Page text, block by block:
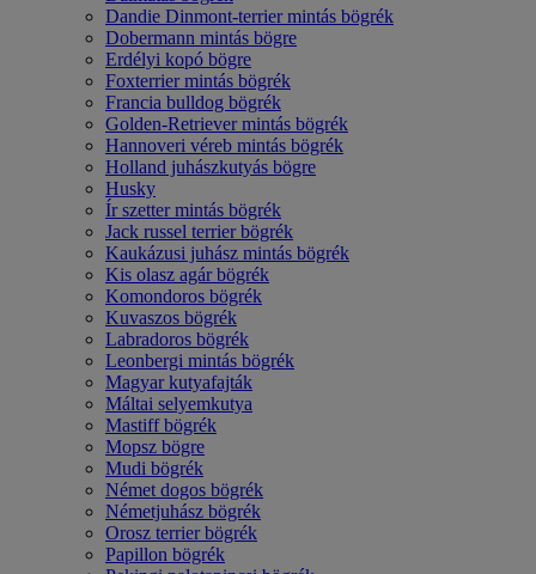
Dandie Dinmont-terrier mintás bögrék
Dobermann mintás bögre
Erdélyi kopó bögre
Foxterrier mintás bögrék
Francia bulldog bögrék
Golden-Retriever mintás bögrék
Hannoveri véreb mintás bögrék
Holland juhászkutyás bögre
Husky
Ír szetter mintás bögrék
Jack russel terrier bögrék
Kaukázusi juhász mintás bögrék
Kis olasz agár bögrék
Komondoros bögrék
Kuvaszos bögrék
Labradoros bögrék
Leonbergi mintás bögrék
Magyar kutyafajták
Máltai selyemkutya
Mastiff bögrék
Mopsz bögre
Mudi bögrék
Német dogos bögrék
Németjuhász bögrék
Orosz terrier bögrék
Papillon bögrék